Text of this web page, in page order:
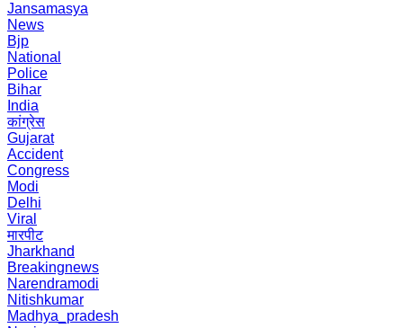
Jansamasya
News
Bjp
National
Police
Bihar
India
कांग्रेस
Gujarat
Accident
Congress
Modi
Delhi
Viral
मारपीट
Jharkhand
Breakingnews
Narendramodi
Nitishkumar
Madhya_pradesh